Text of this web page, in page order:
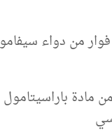
من دواء